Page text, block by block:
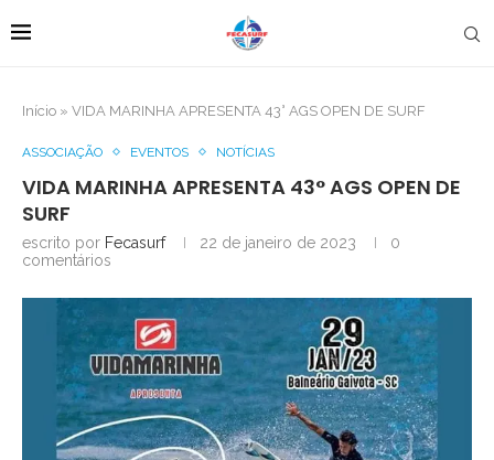
Início » VIDA MARINHA APRESENTA 43° AGS OPEN DE SURF
ASSOCIAÇÃO EVENTOS NOTÍCIAS
VIDA MARINHA APRESENTA 43° AGS OPEN DE
SURF
escrito por Fecasurf 22 de janeiro de 2023
0
comentários